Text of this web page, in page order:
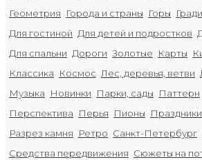
Геометрия
Города и страны Горы
Для гостиной Для детей и подростков
Для спальни Дороги Золотые Карты
Классика
Космос Лес, деревья, ветви
Музыка
Новинки Парки, сады Паттерн
Перспектива
Перья Пионы Праздники
Разрез камня
Ретро Санкт-Петербург
Средства передвижения Сюжеты на